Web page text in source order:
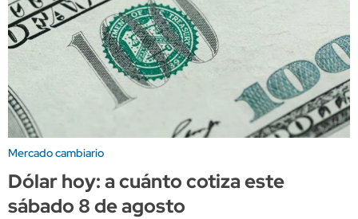
Mercado cambiario
Dólar hoy: a cuánto cotiza este
sábado 8 de agosto